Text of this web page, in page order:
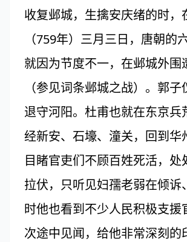
收复邺城，生擒安庆绪的时，
（759年）三月三日，唐朝的
就因为节度不一，在邺城外围
（参见词条邺城之战）。郭
退守河阳。杜甫也就在东京兵
经新安、石壕、潼关，回到华
目睹官吏们不顾百姓死活，处
拉伏，只听见妇孺老弱在倾诉
时他也看到不少人民积极支援
次途中见闻，给他非常深刻的